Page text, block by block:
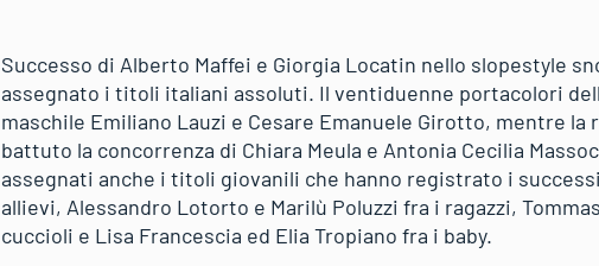
Successo di Alberto Maffei e Giorgia Locatin nello slopestyle
assegnato i titoli italiani assoluti. Il ventiduenne portacolori
maschile Emiliano Lauzi e Cesare Emanuele Girotto, mentre la
battuto la concorrenza di Chiara Meula e Antonia Cecilia
assegnati anche i titoli giovanili che hanno registrato i
allievi, Alessandro Lotorto e Marilù Poluzzi fra i ragazzi,
cuccioli e Lisa Francescia ed Elia Tropiano fra i baby.